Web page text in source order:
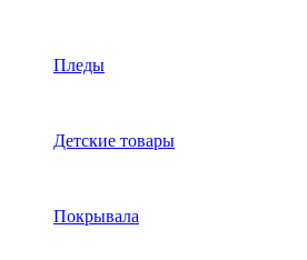
Пледы
Детские товары
Покрывала